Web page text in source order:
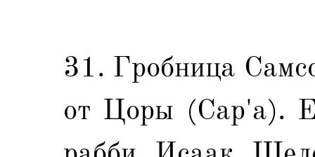
31. Гробница
от Цоры (Сар'а).